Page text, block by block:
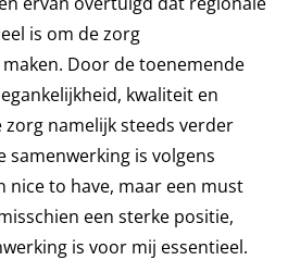
is om de zorg
Door de toenemende
kwaliteit en
namelijk steeds verder
samenwerking is volgens
nice to have, maar een must
een sterke positie,
is voor mij essentieel.